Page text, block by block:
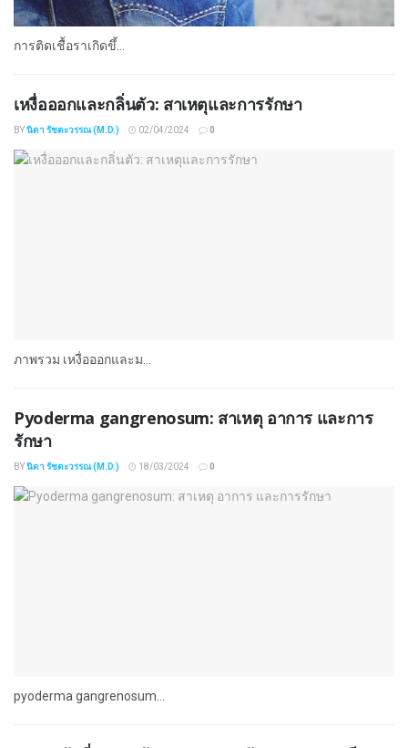
การติดเชื้อราเกิดขึ้...
เหงื่อออกและกลิ่นตัว: สาเหตุและการรักษา
BYนิดา รัชตะวรรณ (M.D.) 02/04/2024 0
ภาพรวม เหงื่อออกและม...
Pyoderma gangrenosum: สาเหตุ อาการ และการ
รักษา
BYนิดา รัชตะวรรณ (M.D.) 18/03/2024 0
pyoderma gangrenosum...